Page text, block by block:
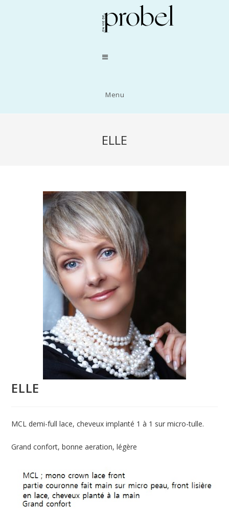
Menu
ELLE
ELLE
MCL demi-full lace, cheveux implanté 1 à 1 sur micro-tulle.
Grand confort, bonne aeration, légère